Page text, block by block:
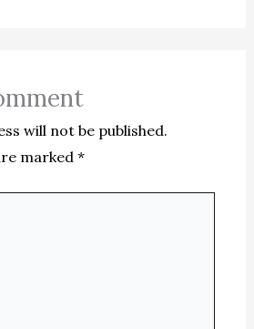
will not be published.
marked *